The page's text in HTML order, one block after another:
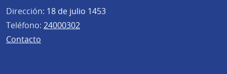
Dirección: 18 de julio 1453
Teléfono: 24000302
Contacto